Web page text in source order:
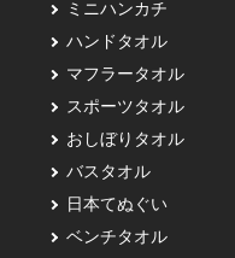
ミニハンカチ
ハンドタオル
マフラータオル
スポーツタオル
おしぼりタオル
バスタオル
日本てぬぐい
ベンチタオル